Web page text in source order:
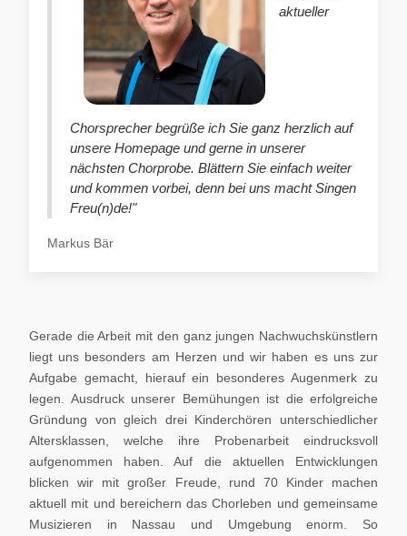
aktueller
Chorsprecher begrüße ich Sie ganz herzlich auf
unsere Homepage und gerne in unserer
nächsten Chorprobe. Blättern Sie einfach weiter
und kommen vorbei, denn bei uns macht Singen
Freu(n)de!"
Markus Bär
Gerade die Arbeit mit den ganz jungen Nachwuchskünstlern
liegt uns besonders am Herzen und wir haben es uns zur
Aufgabe gemacht, hierauf ein besonderes Augenmerk zu
legen. Ausdruck unserer Bemühungen ist die erfolgreiche
Gründung von gleich drei Kinderchören unterschiedlicher
Altersklassen, welche ihre Probenarbeit eindrucksvoll
aufgenommen haben. Auf die aktuellen Entwicklungen
blicken wir mit großer Freude, rund 70 Kinder machen
aktuell mit und bereichern das Chorleben und gemeinsame
Musizieren in Nassau und Umgebung enorm. So